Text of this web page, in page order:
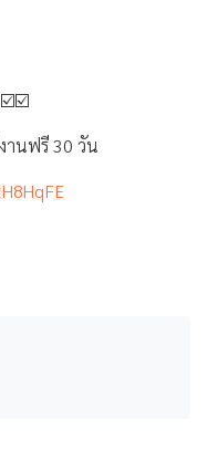
☑️☑️
านฟรี 30 วัน